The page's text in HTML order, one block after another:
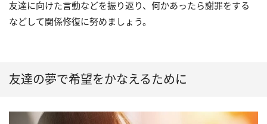
友達に向けた言動などを振り返り、何かあったら謝罪をする
などして関係修復に努めましょう。
友達の夢で希望をかなえるために